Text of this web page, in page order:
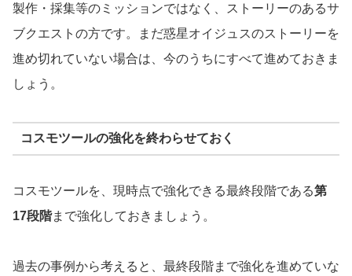
製作・採集等のミッションではなく、ストーリーのあるサ
ブクエストの方です。まだ惑星オイジュスのストーリーを
進め切れていない場合は、今のうちにすべて進めておきま
しょう。
コスモツールの強化を終わらせておく
コスモツールを、現時点で強化できる最終段階である第
17段階まで強化しておきましょう。
過去の事例から考えると、最終段階まで強化を進めていな